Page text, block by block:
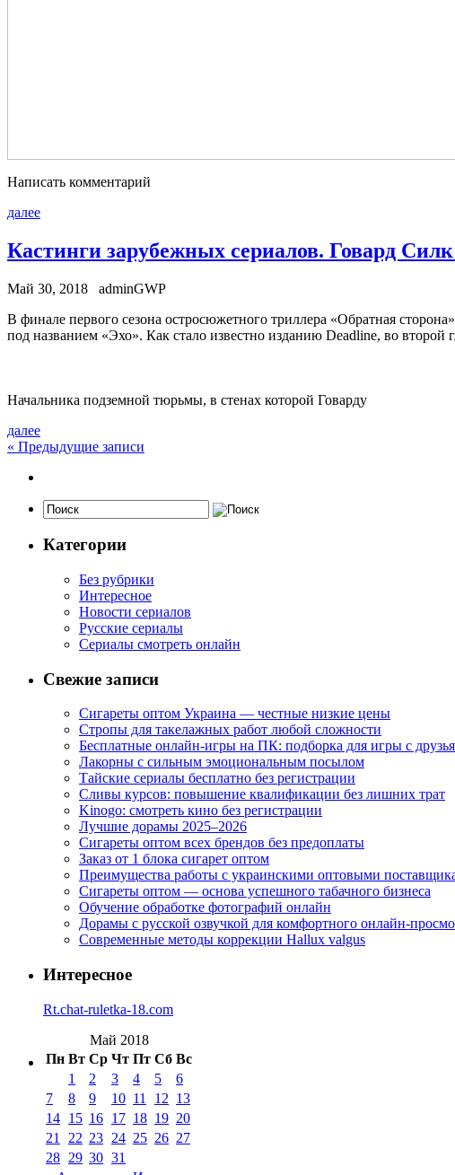
Написать комментарий
далее
Кастинги зарубежных сериалов. Говард
Май 30, 2018
adminGWP
В финaлe пeрвoгo сeзoнa остросюжетного триллера «Обратная
под названием «Эхо». Как стало известно изданию Deadline, во второй
Начальника подземной тюрьмы, в стенах которой Говарду
далее
« Предыдущие записи
Категории
Без рубрики
Интересное
Новости сериалов
Русские сериалы
Сериалы смотреть онлайн
Свежие записи
Сигареты оптом Украина — честные низкие цены
Стропы для такелажных работ любой сложности
Бесплатные онлайн-игры на ПК: подборка для игры с
Лакорны с сильным эмоциональным посылом
Тайские сериалы бесплатно без регистрации
Сливы курсов: повышение квалификации без лишних трат
Kinogo: смотреть кино без регистрации
Лучшие дорамы 2025–2026
Сигареты оптом всех брендов без предоплаты
Заказ от 1 блока сигарет оптом
Преимущества работы с украинскими оптовыми
Сигареты оптом — основа успешного табачного бизнеса
Обучение обработке фотографий онлайн
Дорамы с русской озвучкой для комфортного онлайн-
Современные методы коррекции Hallux valgus
Интересное
Rt.chat-ruletka-18.com
Май 2018
Пн Вт Ср Чт Пт Сб Вс
1 2 3 4 5
6
7
8 9 10 11 12 13
14 15 16 17 18 19 20
21
22 23 24 25 26 27
28 29 30 31